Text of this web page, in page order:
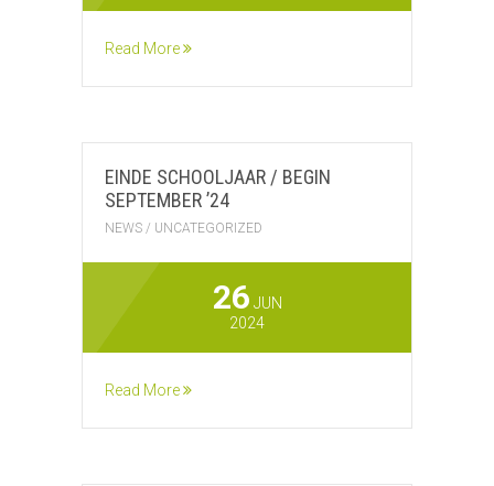
Read More
EINDE SCHOOLJAAR / BEGIN
SEPTEMBER ’24
NEWS / UNCATEGORIZED
26 JUN
2024
Read More